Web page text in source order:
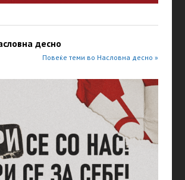
десно
Повеќе теми во Насловна десно »